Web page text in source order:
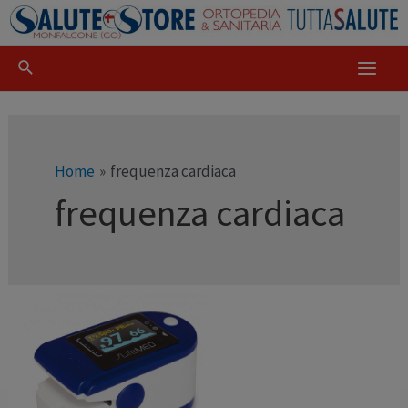
Home frequenza cardiaca
frequenza cardiaca